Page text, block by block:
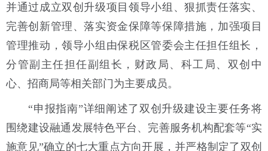
并通过成立双创升级项目领导小组、狠抓责任落实、
完善创新管理、落实资金保障等保障措施，加强项目
管理推动，领导小组由保税区管委会主任担任组长，
分管副主任担任副组长，财政局、科工局、双创中
心、招商局等相关部门为主要成员。
“申报指南”详细阐述了双创升级建设主要任务将
围绕建设融通发展特色平台、完善服务机构配套等“实
施意见”确立的七大重点方向开展，并严格制定了双创